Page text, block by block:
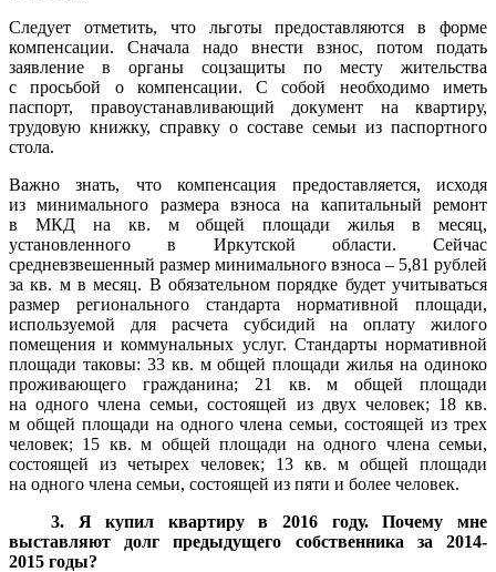
Следует отметить, что льготы предоставляются в форме
компенсации. Сначала надо внести взнос, потом подать
заявление в органы соцзащиты по месту жительства
с просьбой о компенсации. С собой необходимо иметь
паспорт, правоустанавливающий документ на квартиру,
трудовую книжку, справку о составе семьи из паспортного
стола.
Важно знать, что компенсация предоставляется, исходя
из минимального размера взноса на капитальный ремонт
в МКД на кв. м общей площади жилья в месяц,
установленного в Иркутской области. Сейчас
средневзвешенный размер минимального взноса – 5,81 рублей
за кв. м в месяц. В обязательном порядке будет учитываться
размер регионального стандарта нормативной площади,
используемой для расчета субсидий на оплату жилого
помещения и коммунальных услуг. Стандарты нормативной
площади таковы: 33 кв. м общей площади жилья на одиноко
проживающего гражданина; 21 кв. м общей площади
на одного члена семьи, состоящей из двух человек; 18 кв.
м общей площади на одного члена семьи, состоящей из трех
человек; 15 кв. м общей площади на одного члена семьи,
состоящей из четырех человек; 13 кв. м общей площади
на одного члена семьи, состоящей из пяти и более человек.
3. Я купил квартиру в 2016 году. Почему мне
выставляют долг предыдущего собственника за 2014-
2015 годы?